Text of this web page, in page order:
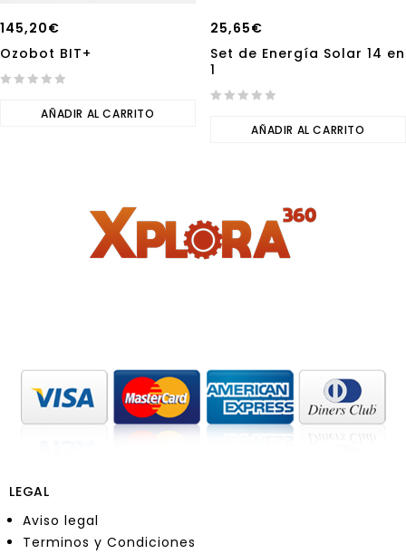
145,20€
Ozobot BIT+
AÑADIR AL CARRITO
25,65€
Set de Energía Solar 14 en
1
AÑADIR AL CARRITO
LEGAL
Aviso legal
Terminos y Condiciones